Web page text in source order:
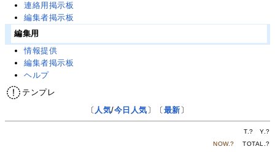
連絡用掲示板
編集者掲示板
編集用
情報提供
編集者掲示板
ヘルプ
テンプレ
〔 人気/今日人気 〕〔 最新 〕
T.? Y.?
NOW.? TOTAL.?